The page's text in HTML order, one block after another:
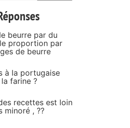
beurre par du
proportion par
de beurre
à la portugaise
farine ?
recettes est loin
minoré , ??